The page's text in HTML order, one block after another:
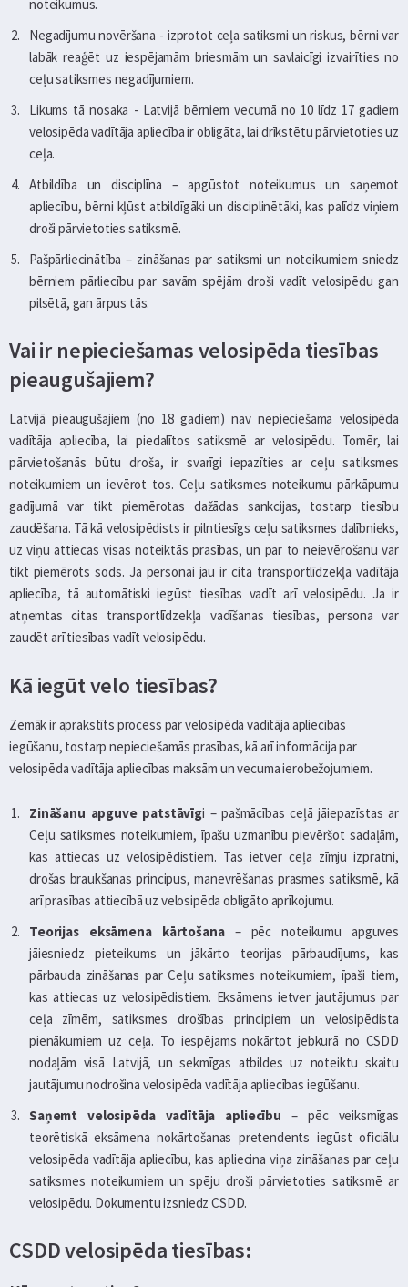
noteikumus.
Negadījumu novēršana - izprotot ceļa satiksmi un riskus, bērni var
labāk reaģēt uz iespējamām briesmām un savlaicīgi izvairīties no
ceļu satiksmes negadījumiem.
Likums tā nosaka - Latvijā bērniem vecumā no 10 līdz 17 gadiem
velosipēda vadītāja apliecība ir obligāta, lai drīkstētu pārvietoties uz
ceļa.
Atbildība un disciplīna – apgūstot noteikumus un saņemot
apliecību, bērni kļūst atbildīgāki un disciplinētāki, kas palīdz viņiem
droši pārvietoties satiksmē.
Pašpārliecinātība – zināšanas par satiksmi un noteikumiem sniedz
bērniem pārliecību par savām spējām droši vadīt velosipēdu gan
pilsētā, gan ārpus tās.
Vai ir nepieciešamas velosipēda tiesības
pieaugušajiem?
Latvijā pieaugušajiem (no 18 gadiem) nav nepieciešama velosipēda
vadītāja apliecība, lai piedalītos satiksmē ar velosipēdu. Tomēr, lai
pārvietošanās būtu droša, ir svarīgi iepazīties ar ceļu satiksmes
noteikumiem un ievērot tos. Ceļu satiksmes noteikumu pārkāpumu
gadījumā var tikt piemērotas dažādas sankcijas, tostarp tiesību
zaudēšana. Tā kā velosipēdists ir pilntiesīgs ceļu satiksmes dalībnieks,
uz viņu attiecas visas noteiktās prasības, un par to neievērošanu var
tikt piemērots sods. Ja personai jau ir cita transportlīdzekļa vadītāja
apliecība, tā automātiski iegūst tiesības vadīt arī velosipēdu. Ja ir
atņemtas citas transportlīdzekļa vadīšanas tiesības, persona var
zaudēt arī tiesības vadīt velosipēdu.
Kā iegūt velo tiesības?
Zemāk ir aprakstīts process par velosipēda vadītāja apliecības
iegūšanu, tostarp nepieciešamās prasības, kā arī informācija par
velosipēda vadītāja apliecības maksām un vecuma ierobežojumiem.
Zināšanu apguve patstāvīgi – pašmācības ceļā jāiepazīstas ar
Ceļu satiksmes noteikumiem, īpašu uzmanību pievēršot sadaļām,
kas attiecas uz velosipēdistiem. Tas ietver ceļa zīmju izpratni,
drošas braukšanas principus, manevrēšanas prasmes satiksmē, kā
arī prasības attiecībā uz velosipēda obligāto aprīkojumu.
Teorijas eksāmena kārtošana– pēc noteikumu apguves
jāiesniedz pieteikums un jākārto teorijas pārbaudījums, kas
pārbauda zināšanas par Ceļu satiksmes noteikumiem, īpaši tiem,
kas attiecas uz velosipēdistiem. Eksāmens ietver jautājumus par
ceļa zīmēm, satiksmes drošības principiem un velosipēdista
pienākumiem uz ceļa. To iespējams nokārtot jebkurā no CSDD
nodaļām visā Latvijā, un sekmīgas atbildes uz noteiktu skaitu
jautājumu nodrošina velosipēda vadītāja apliecības iegūšanu.
Saņemt velosipēda vadītāja apliecību – pēc veiksmīgas
teorētiskā eksāmena nokārtošanas pretendents iegūst oficiālu
velosipēda vadītāja apliecību, kas apliecina viņa zināšanas par ceļu
satiksmes noteikumiem un spēju droši pārvietoties satiksmē ar
velosipēdu. Dokumentu izsniedz CSDD.
CSDD velosipēda tiesības: